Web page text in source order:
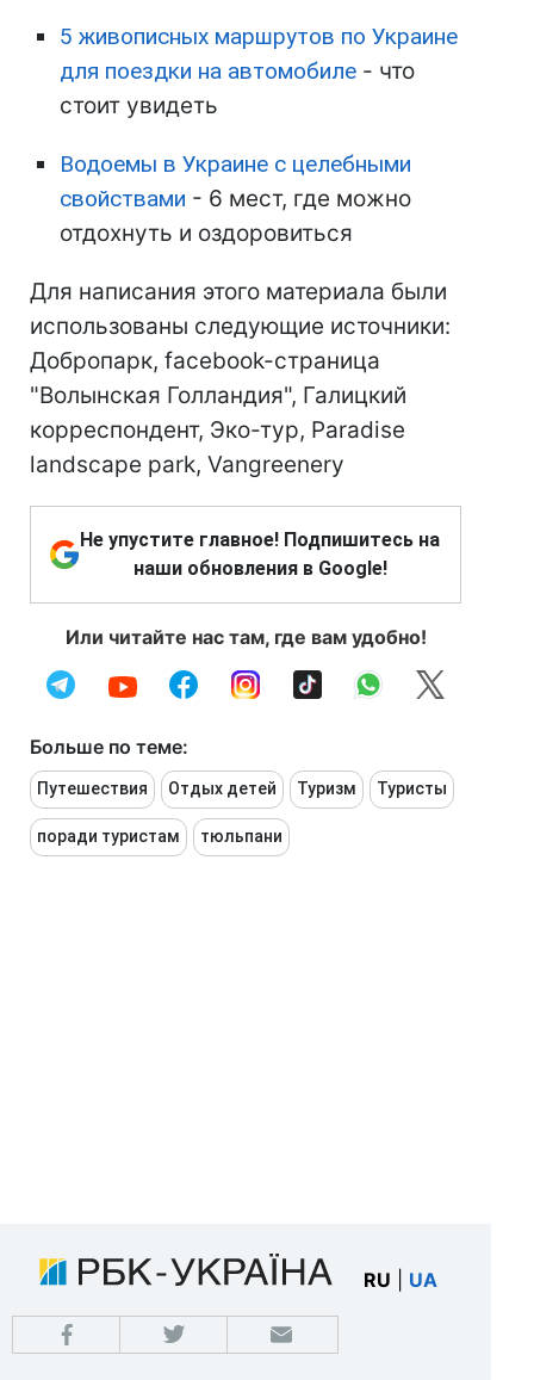
5 живописных маршрутов по Украине
для поездки на автомобиле - что
стоит увидеть
Водоемы в Украине с целебными
свойствами - 6 мест, где можно
отдохнуть и оздоровиться
Для написания этого материала были
использованы следующие источники:
Добропарк, facebook-страница
"Волынская Голландия", Галицкий
корреспондент, Эко-тур, Paradise
landscape park, Vangreenery
Не упустите главное! Подпишитесь на
наши обновления в Google!
Или читайте нас там, где вам удобно!
Больше по теме:
Путешествия Отдых детей Туризм Туристы
поради туристам тюльпани
RU UA